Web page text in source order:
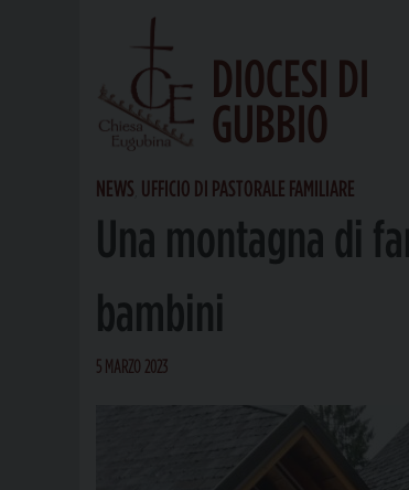
DIOCESI DI
GUBBIO
NEWS UFFICIO DI PASTORALE FAMILIARE
Una montagna di
bambini
5 MARZO 2023